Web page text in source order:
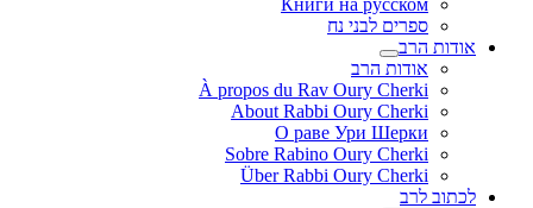
Книги на русском
ספרים לבני נח
אודות הרב
אודות הרב
À propos du Rav Oury Cherki
About Rabbi Oury Cherki
О раве Ури Шерки
Sobre Rabino Oury Cherki
Über Rabbi Oury Cherki
לכתוב לרב